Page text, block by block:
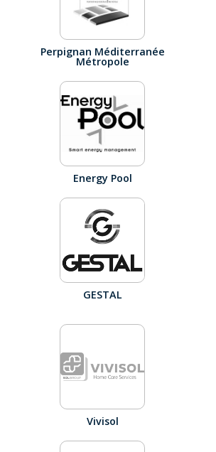
Perpignan Méditerranée
Métropole
Energy Pool
GESTAL
Vivisol